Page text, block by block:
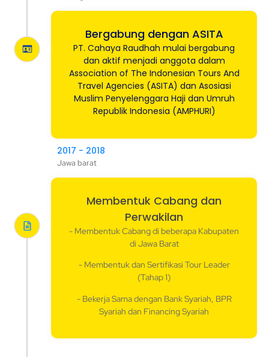
Bergabung dengan ASITA
PT. Cahaya Raudhah mulai bergabung
dan aktif menjadi anggota dalam
Association of The Indonesian Tours And
Travel Agencies (ASITA) dan Asosiasi
Muslim Penyelenggara Haji dan Umruh
Republik Indonesia (AMPHURI)
2017 - 2018
Jawa barat
Membentuk Cabang dan
Perwakilan
- Membentuk Cabang di beberapa Kabupaten
di Jawa Barat
- Membentuk dan Sertifikasi Tour Leader
(Tahap 1)
- Bekerja Sama dengan Bank Syariah, BPR
Syariah dan Financing Syariah